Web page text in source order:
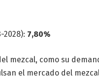
2028): 7,80%
mezcal, como su
el mercado del